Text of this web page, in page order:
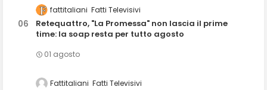
fattitaliani Fatti Televisivi
Retequattro, "La Promessa" non lascia il prime
time: la soap resta per tutto agosto
01 agosto
Fattitaliani Fatti Televisivi